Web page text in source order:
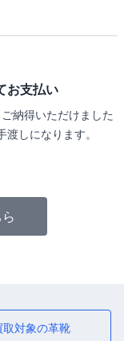
お支払い
納得いただけました
渡しになります。
取対象の革靴